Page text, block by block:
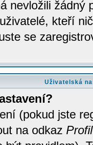
nevložili žádný
kteří
se
Uživatelská
(pokud jste
na odkaz Profil